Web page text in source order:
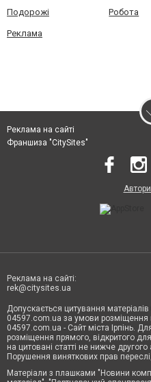
Подорожі Робота
Реклама
Реклама на сайті
Франшиза "CitySites"
Реклама на сайті:
rek@citysites.ua
Допускається цитування
04597.com.ua за умови розміщення
04597.com.ua - Сайт міста Ірпінь.
розміщення прямого, відкритого
на цитовані статті не нижче
Порушення виняткових прав
Матеріали з плашками "Новини